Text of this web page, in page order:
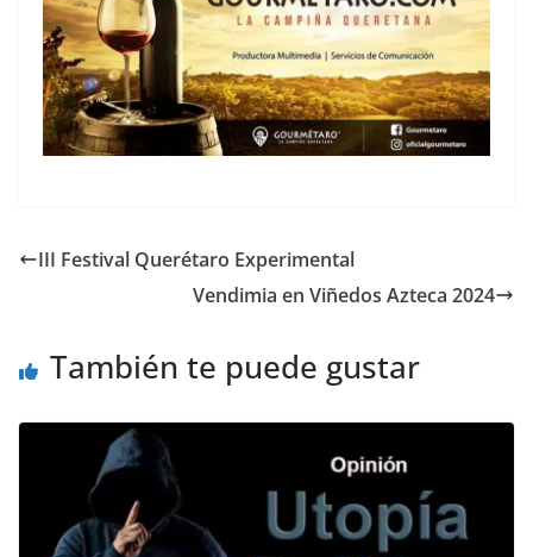
III Festival Querétaro Experimental
Vendimia en Viñedos Azteca 2024
También te puede gustar